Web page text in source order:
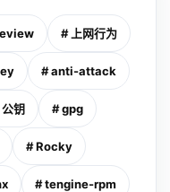
# 上网行为
# anti-attack
钥 # gpg
# Rocky
# tengine-rpm